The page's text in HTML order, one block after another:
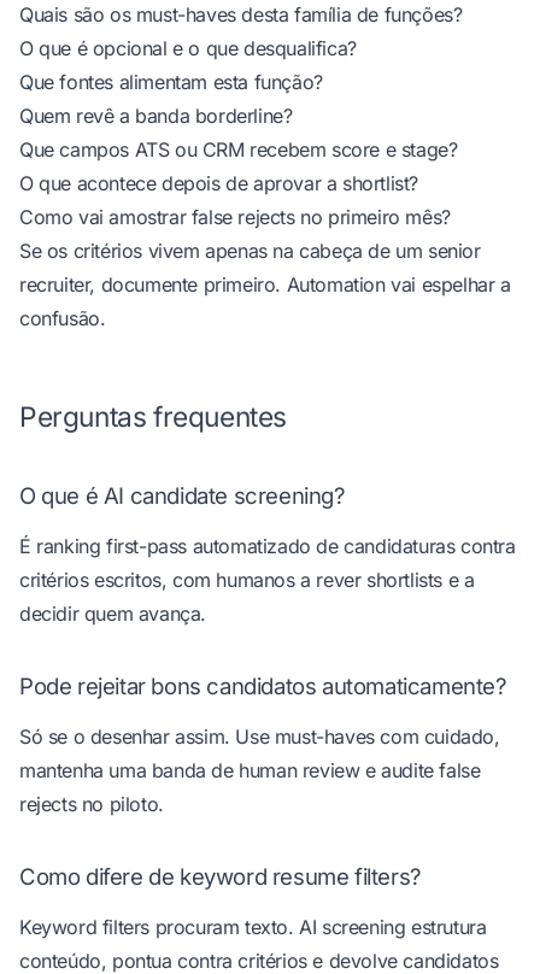
Quais são os must-haves desta família de funções?
O que é opcional e o que desqualifica?
Que fontes alimentam esta função?
Quem revê a banda borderline?
Que campos ATS ou CRM recebem score e stage?
O que acontece depois de aprovar a shortlist?
Como vai amostrar false rejects no primeiro mês?
Se os critérios vivem apenas na cabeça de um senior
recruiter, documente primeiro. Automation vai espelhar a
confusão.
Perguntas frequentes
O que é AI candidate screening?
É ranking first-pass automatizado de candidaturas contra
critérios escritos, com humanos a rever shortlists e a
decidir quem avança.
Pode rejeitar bons candidatos automaticamente?
Só se o desenhar assim. Use must-haves com cuidado,
mantenha uma banda de human review e audite false
rejects no piloto.
Como difere de keyword resume filters?
Keyword filters procuram texto. AI screening estrutura
conteúdo, pontua contra critérios e devolve candidatos